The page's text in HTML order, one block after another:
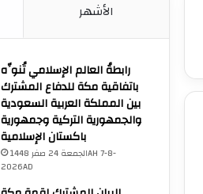
الأشهر
رابطةُ العالم الإسلامي تُنوِّه
باتفاقية مكة للدفاع المشترك
بين المملكة العربية السعودية
والجمهورية التركية وجمهورية
باكستان الإسلامية
الجمعة 24 صفر 1448AH 7-8-
2026AD